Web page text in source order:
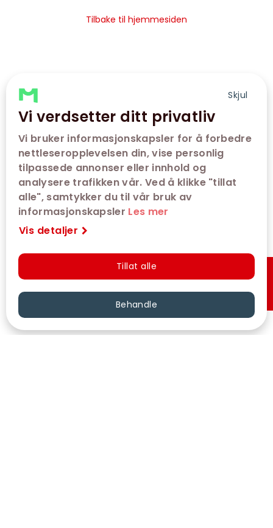
Skjul
Vi verdsetter ditt privatliv
Vi bruker informasjonskapsler for å forbedre
nettleseropplevelsen din, vise personlig
tilpassede annonser eller innhold og
analysere trafikken vår. Ved å klikke "tillat
alle", samtykker du til vår bruk av
informasjonskapsler Les mer
Vis detaljer
Tillat alle
Behandle
Tilbake til hjemmesiden
Hurtigkjøp